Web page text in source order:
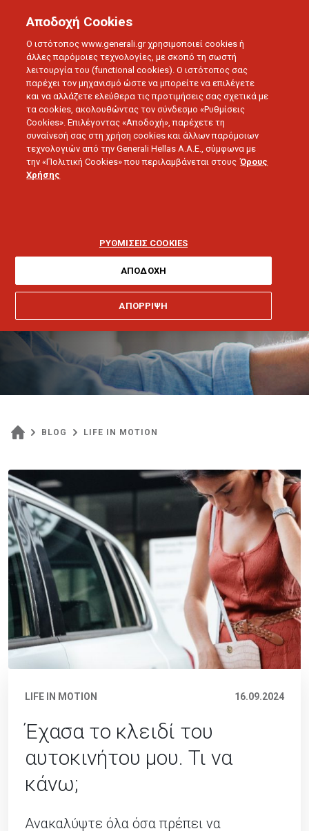
BLOG LIFE IN MOTION
LIFE IN MOTION 16.09.2024
Έχασα το κλειδί του
αυτοκινήτου μου. Τι να
κάνω;
Ανακαλύψτε όλα όσα πρέπει να
Αποδοχή Cookies
Ο ιστότοπος www.generali.gr χρησιμοποιεί cookies ή
άλλες παρόμοιες τεχνολογίες, με σκοπό τη σωστή
λειτουργία του (functional cookies). Ο ιστότοπος σας
παρέχει τον μηχανισμό ώστε να μπορείτε να επιλέγετε
και να αλλάζετε ελεύθερα τις προτιμήσεις σας σχετικά με
τα cookies, ακολουθώντας τον σύνδεσμο «Ρυθμίσεις
Cookies». Επιλέγοντας «Αποδοχή», παρέχετε τη
συναίνεσή σας στη χρήση cookies και άλλων παρόμοιων
τεχνολογιών από την Generali Hellas A.A.E., σύμφωνα με
την «Πολιτική Cookies» που περιλαμβάνεται στους Όρους
Χρήσης
ΡΥΘΜΙΣΕΙΣ COOKIES
ΑΠΟΡΡΙΨΗ
ΑΠΟΔΟΧΗ